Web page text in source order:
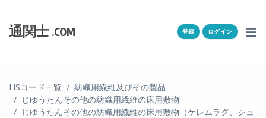
通関士 .COM 登録 ログイン
HSコード一覧
紡織用繊維及びその製品
じゆうたんその他の紡織用繊維の床用敷物
じゆうたんその他の紡織用繊維の床用敷物（ケレムラグ、シュ
通関Ｑ＆Ａ